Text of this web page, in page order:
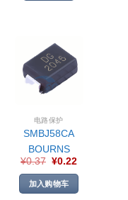
电路保护
SMBJ58CA
BOURNS
¥0.37 ¥0.22
加入购物车